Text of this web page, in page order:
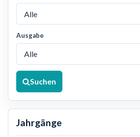
Ausgabe
Suchen
Jahrgänge